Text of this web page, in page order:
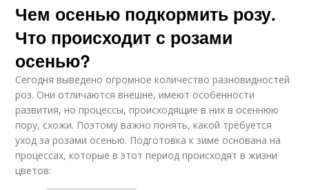
Чем осенью подкормить розу.
Что происходит с розами
осенью?
Сегодня выведено огромное количество разновидностей
роз. Они отличаются внешне, имеют особенности
развития, но процессы, происходящие в них в осеннюю
пору, схожи. Поэтому важно понять, какой требуется
уход за розами осенью. Подготовка к зиме основана на
процессах, которые в этот период происходят в жизни
цветов: